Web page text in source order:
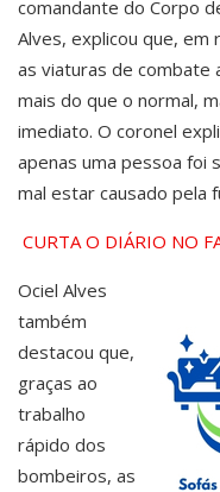
comandante do Corpo
Alves, explicou que,
as viaturas de combate
mais do que o normal,
imediato. O coronel
apenas uma pessoa foi
mal estar causado pela
CURTA O DIÁRIO NO
Ociel Alves
também
destacou que,
graças ao
trabalho
rápido dos
bombeiros, as